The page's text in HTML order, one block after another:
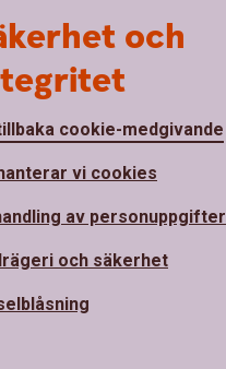
och
cookie-medgivande
vi cookies
av personuppgifter
och säkerhet